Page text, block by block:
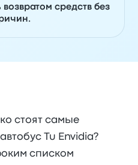
возвратом средств без
стоят самые
Tu Envidia?
списком